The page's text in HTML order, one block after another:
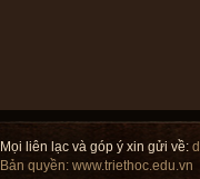
Mọi liên lạc và góp ý xin gửi về:
Bản quyền: www.triethoc.edu.vn